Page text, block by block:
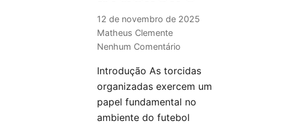
12 de novembro de 2025
Matheus Clemente
Nenhum Comentário
Introdução As torcidas
organizadas exercem um
papel fundamental no
ambiente do futebol